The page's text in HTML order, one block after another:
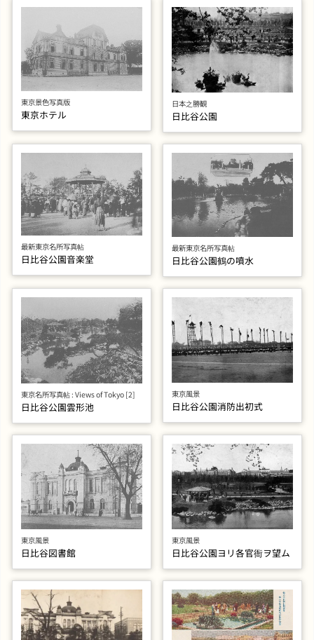
東京景色写真版
東京ホテル
日本之勝観
日比谷公園
最新東京名所写真帖
日比谷公園音楽堂
最新東京名所写真帖
日比谷公園鶴の噴水
東京名所写真帖 : Views of Tokyo [2]
日比谷公園雲形池
東京風景
日比谷公園消防出初式
東京風景
日比谷図書館
東京風景
日比谷公園ヨリ各官衙ヲ望ム